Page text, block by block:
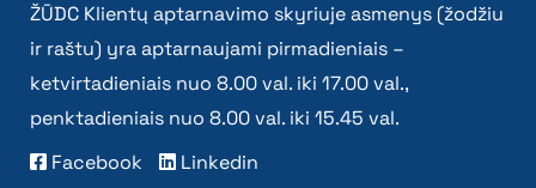
ŽŪDC Klientų aptarnavimo skyriuje asmenys (žodžiu
ir raštu) yra aptarnaujami pirmadieniais –
ketvirtadieniais nuo 8.00 val. iki 17.00 val.,
penktadieniais nuo 8.00 val. iki 15.45 val.
Facebook
Linkedin